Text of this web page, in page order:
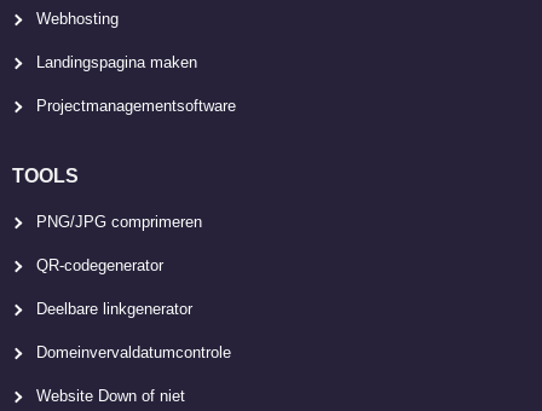
Webhosting
Landingspagina maken
Projectmanagementsoftware
TOOLS
PNG/JPG comprimeren
QR-codegenerator
Deelbare linkgenerator
Domeinvervaldatumcontrole
Website Down of niet